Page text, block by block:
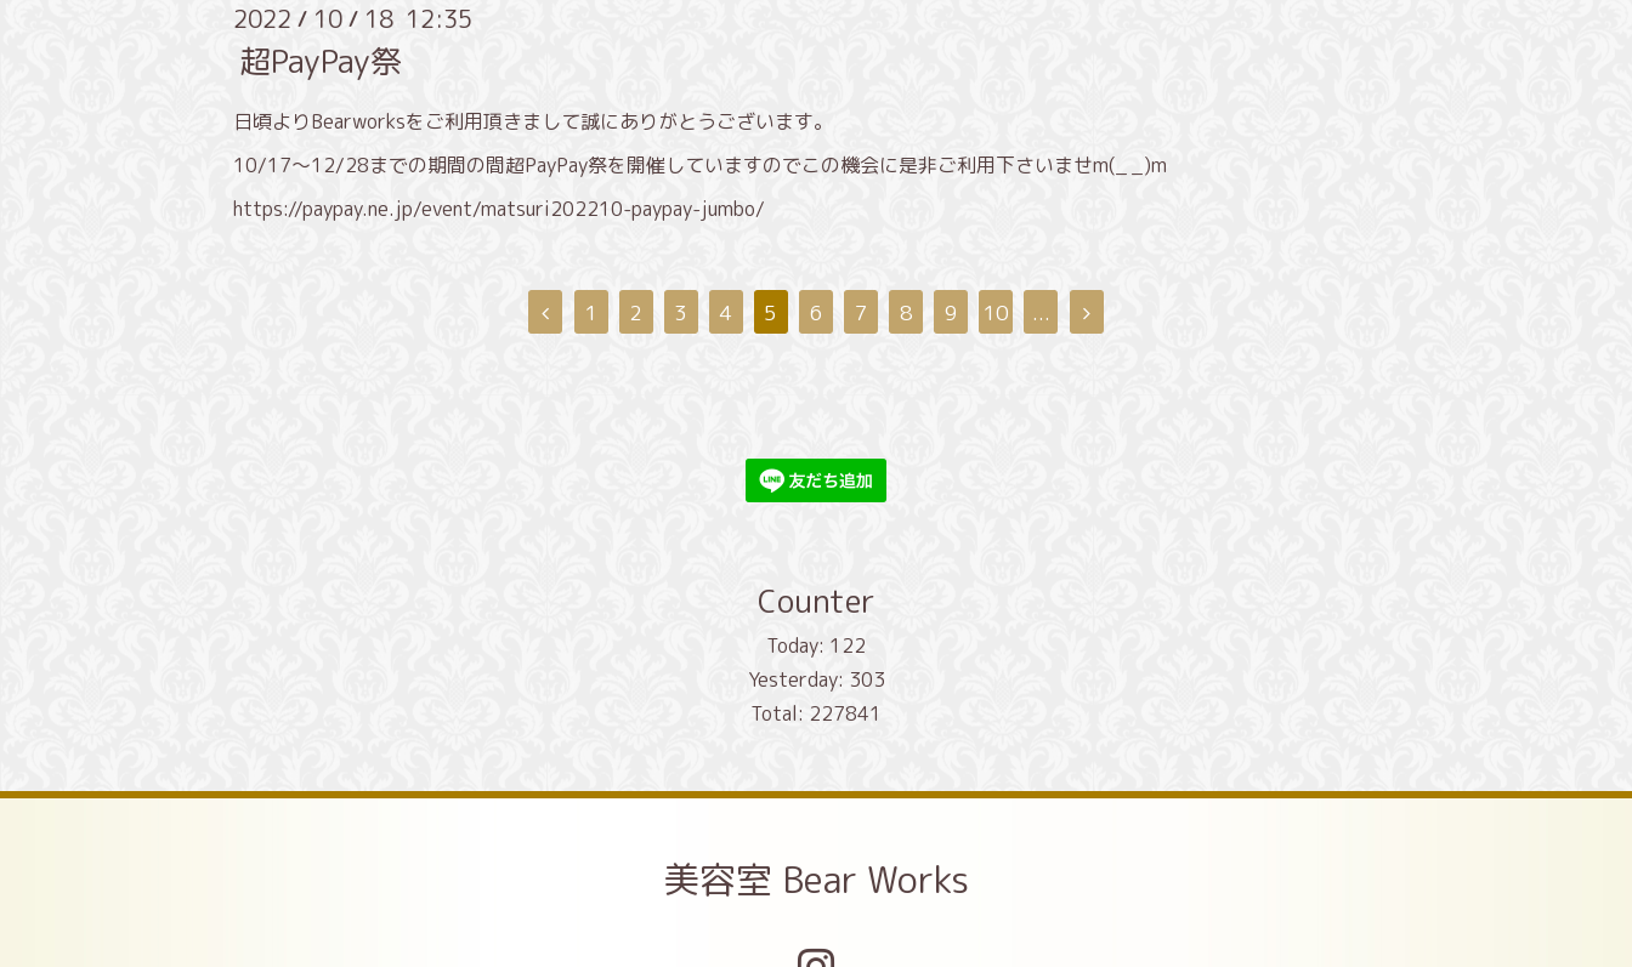
2022 / 10 / 18 12:35
超PayPay祭
日頃よりBearworksをご利用頂きまして誠にありがとうございます。
10/17〜12/28までの期間の間超PayPay祭を開催していますのでこの機会に是非ご利用下さいませm(_ _)m
https://paypay.ne.jp/event/matsuri202210-paypay-jumbo/
1 2 3 4 5 6 7 8 9 10 ...
Counter
Today: 122
Yesterday: 303
Total: 227841
美容室 Bear Works